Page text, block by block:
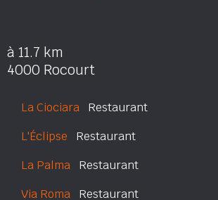
à 11.7 km
4000 Rocourt
La Ciociara Restaurant
L'Éclipse Restaurant
La Palma Restaurant
Via Roma Restaurant